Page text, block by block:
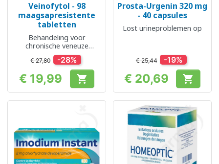
Veinofytol - 98
maagsapresistente
tabletten
Behandeling voor
chronische veneuze
insufficiëntie
€ 27,80 -28%
Prijs
€ 19,99 
Prosta-Urgenin 320 mg
- 40 capsules
Lost urineproblemen op
€ 25,44 -19%
Prijs
€ 20,69 